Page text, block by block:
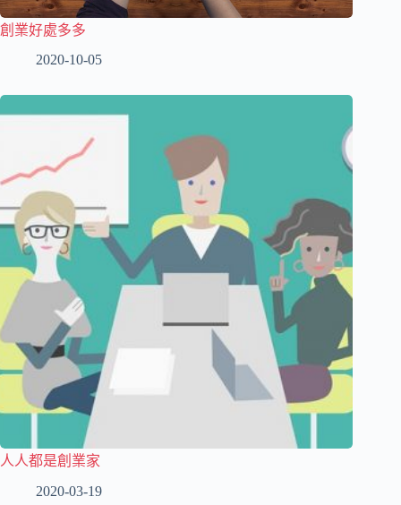
創業好處多多
2020-10-05
人人都是創業家
2020-03-19